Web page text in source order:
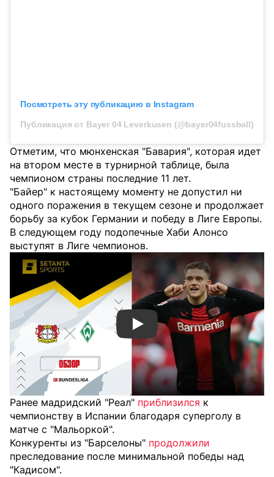
Посмотреть эту публикацию в Instagram
Публикация от Bayer 04 Leverkusen (@bayer04fussball)
Отметим, что мюнхенская "Бавария", которая идет
на втором месте в турнирной таблице, была
чемпионом страны последние 11 лет.
"Байер" к настоящему моменту не допустил ни
одного поражения в текущем сезоне и продолжает
борьбу за кубок Германии и победу в Лиге Европы.
В следующем году подопечные Хаби Алонсо
выступят в Лиге чемпионов.
Смотреть видео YouTube
Ранее мадридский "Реал" приблизился к
чемпионству в Испании благодаря суперголу в
матче с "Мальоркой".
Конкуренты из "Барселоны" продолжили
преследование после минимальной победы над
"Кадисом".